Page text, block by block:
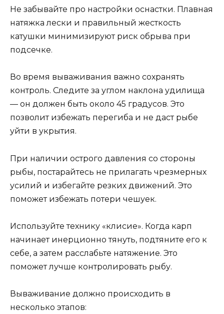
Не забывайте про настройки оснастки. Плавная
натяжка лески и правильный жесткость
катушки минимизируют риск обрыва при
подсечке.
Во время вываживания важно сохранять
контроль. Следите за углом наклона удилища
— он должен быть около 45 градусов. Это
позволит избежать перегиба и не даст рыбе
уйти в укрытия.
При наличии острого давления со стороны
рыбы, постарайтесь не прилагать чрезмерных
усилий и избегайте резких движений. Это
поможет избежать потери чешуек.
Используйте технику «клисие». Когда карп
начинает инерционно тянуть, подтяните его к
себе, а затем расслабьте натяжение. Это
поможет лучше контролировать рыбу.
Вываживание должно происходить в
несколько этапов: